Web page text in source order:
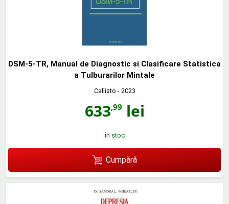
DSM-5-TR, Manual de Diagnostic si Clasificare Statistica
a Tulburarilor Mintale
Callisto - 2023
633,99 lei
în stoc
Cumpără